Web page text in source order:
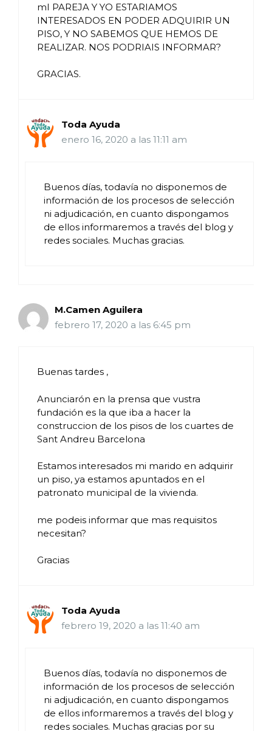
mI PAREJA Y YO ESTARIAMOS
INTERESADOS EN PODER ADQUIRIR UN
PISO, Y NO SABEMOS QUE HEMOS DE
REALIZAR. NOS PODRIAIS INFORMAR?
GRACIAS.
Toda Ayuda
enero 16, 2020 a las 11:11 am
Buenos días, todavía no disponemos de
información de los procesos de selección
ni adjudicación, en cuanto dispongamos
de ellos informaremos a través del blog y
redes sociales. Muchas gracias.
M.Camen Aguilera
febrero 17, 2020 a las 6:45 pm
Buenas tardes ,
Anunciarón en la prensa que vustra
fundación es la que iba a hacer la
construccion de los pisos de los cuartes de
Sant Andreu Barcelona
Estamos interesados mi marido en adquirir
un piso, ya estamos apuntados en el
patronato municipal de la vivienda.
me podeis informar que mas requisitos
necesitan?
Gracias
Toda Ayuda
febrero 19, 2020 a las 11:40 am
Buenos días, todavía no disponemos de
información de los procesos de selección
ni adjudicación, en cuanto dispongamos
de ellos informaremos a través del blog y
redes sociales. Muchas gracias por su